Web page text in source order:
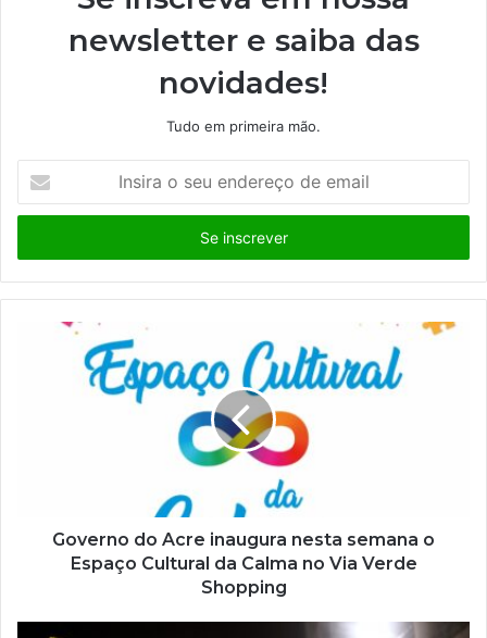
newsletter e saiba das
novidades!
Tudo em primeira mão.
s
r
a
e
Governo do Acre inaugura nesta semana o
Espaço Cultural da Calma no Via Verde
Shopping